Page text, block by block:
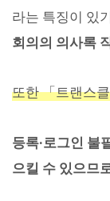
라는 특징이 있
회의의 의사록
또한 「트랜스
등록·로그인 불
으킬 수 있으므